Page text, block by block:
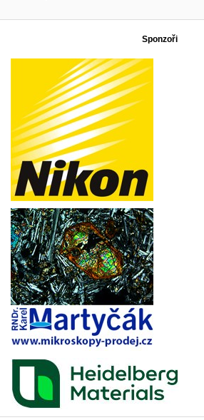
Sponzoři